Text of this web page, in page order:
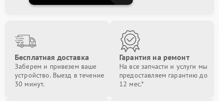
Бесплатная доставка
Заберем и привезем ваше
устройство. Выезд в течение
30 минут.
Гарантия на ремонт
На все запчасти и услуги мы
предоставляем гарантию до
12 мес.*